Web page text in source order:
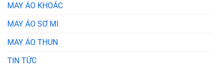
MAY ÁO KHOÁC
MAY ÁO SƠ MI
MAY ÁO THUN
TIN TỨC